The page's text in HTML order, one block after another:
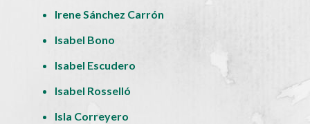
Irene Sánchez Carrón
Isabel Bono
Isabel Escudero
Isabel Rosselló
Isla Correyero